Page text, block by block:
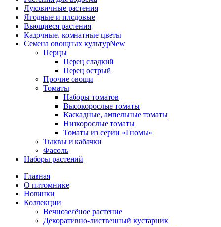
Луковичные растения
Ягодные и плодовые
Вьющиеся растения
Кадочные, комнатные цветы
Семена овощных культурNew
Перцы
Перец сладкий
Перец острый
Прочие овощи
Томаты
Наборы томатов
Высокорослые томаты
Каскадные, ампельные томаты
Низкорослые томаты
Томаты из серии «Гномы»
Тыквы и кабачки
Фасоль
Наборы растений
Главная
О питомнике
Новинки
Коллекции
Вечнозелёное растение
Декоративно-лиственный кустарник